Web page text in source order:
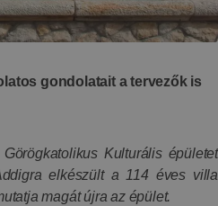
gondolatait a tervezők is
Kulturális épületet
elkészült a 114 éves villa
magát újra az épület.